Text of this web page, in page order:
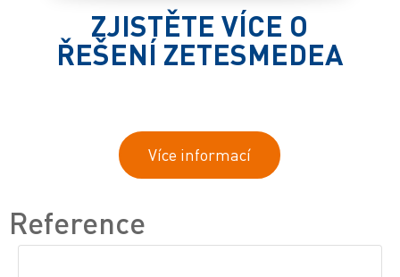
ZJISTĚTE VÍCE O
ŘEŠENÍ ZETESMEDEA
Více informací
Reference